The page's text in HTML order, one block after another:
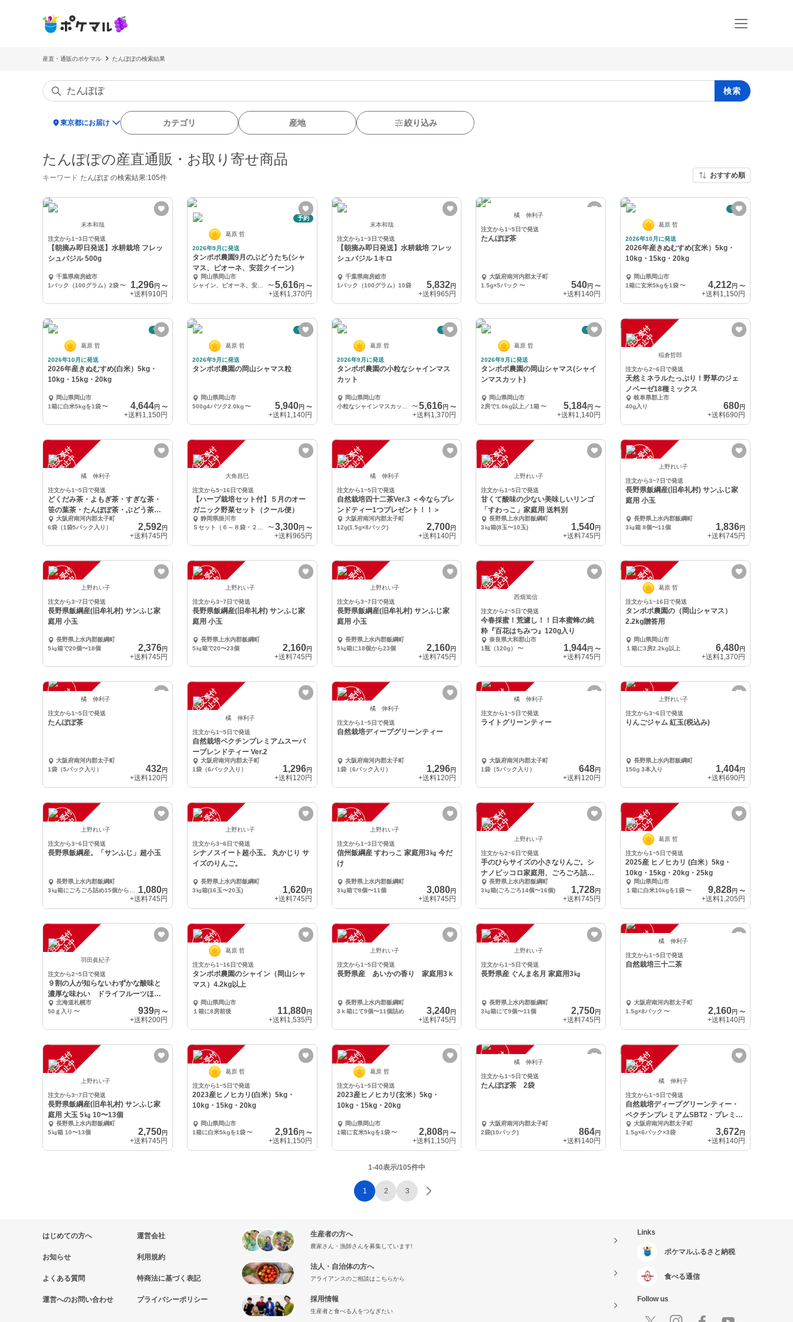
産直・通販のポケマル たんぽぽの検索結果
検索
location_on東京都にお届け カテゴリ 産地 絞り込み
たんぽぽの産直通販・お取り寄せ商品
キーワード たんぽぽ の検索結果:105件 おすすめ順
末本和哉
注文から1~3日で発送
【朝摘み即日発送】水耕栽培 フレッ
シュバジル 500g
千葉県南房総市
1パック（100グラム）2袋〜 1,296円 〜
+送料910円
予約
葛原 哲
2026年9月に発送
タンポポ農園9月のぶどうたち(シャ
マス、ピオーネ、安芸クイーン)
岡山県岡山市
シャイン、ピオーネ、安芸クイーン2kg以上
〜 5,616円 〜
+送料1,370円
末本和哉
注文から1~3日で発送
【朝摘み即日発送】水耕栽培 フレッ
シュバジル 1キロ
千葉県南房総市
1パック（100グラム）10袋
5,832円
+送料965円
橘 伸利子
注文から1~5日で発送
たんぽぽ茶
大阪府南河内郡太子町
1.5g×5パック 〜 540円〜
+送料140円
予約
葛原 哲
2026年10月に発送
2026年産きぬむすめ(玄米）5kg・
10kg・15kg・20kg
岡山県岡山市
1箱に玄米5kgを1袋〜 4,212円 〜
+送料1,150円
予約
葛原 哲
2026年10月に発送
2026年産きぬむすめ(白米）5kg・
10kg・15kg・20kg
岡山県岡山市
1箱に白米5kgを1袋〜 4,644円 〜
+送料1,150円
予約
葛原 哲
2026年9月に発送
タンポポ農園の岡山シャマス粒
岡山県岡山市
500g4パツク2.0kg 〜 5,940円 〜
+送料1,140円
予約
葛原 哲
2026年9月に発送
タンポポ農園の小粒なシャインマス
カット
岡山県岡山市
〜 5,616円〜
+送料1,370円
予約
葛原 哲
2026年9月に発送
タンポポ農園の岡山シャマス(シャイ
ンマスカット)
岡山県岡山市
2房で1.0kg以上／1箱 〜 5,184円〜
+送料1,140円
注
文
受
付
停
止
中
稲倉哲郎
注文から2~6日で発送
天然ミネラルたっぷり！野草のジェ
ノベーゼ18種ミックス
岐阜県郡上市
40g入り
680円
+送料690円
注
文
受
付
停
止
中
橘 伸利子
注文から1~5日で発送
どくだみ茶・よもぎ茶・すぎな茶・
笹の葉茶・たんぽぽ茶・ぶどう茶
各1袋大阪府南河内郡太子町
6袋（1袋5パック入り）
2,592円
+送料745円
注
文
受
付
停
止
中
大角昌巳
注文から5~16日で発送
【ハーブ栽培セット付】５月のオー
ガニック野菜セット（クール便）
静岡県掛川市
〜 3,300円 〜
+送料965円
注
文
受
付
停
止
中
橘 伸利子
注文から1~5日で発送
自然栽培四十二茶Ver.3 ＜今ならブレ
ンドティー1つプレゼント！！＞
大阪府南河内郡太子町
12g(1.5g×8パック)
2,700円
+送料140円
注
文
受
付
停
止
中
上野れい子
注文から1~5日で発送
甘くて酸味の少ない美味しいリンゴ
「すわっこ」家庭用 送料別
長野県上水内郡飯綱町
3㎏箱(8玉〜10玉)
1,540円
+送料745円
注
文
受
付
停
止
中 上野れい子
注文から3~7日で発送
長野県飯綱産(旧牟礼村) サンふじ家
庭用 小玉
長野県上水内郡飯綱町
3㎏箱 8個〜11個
1,836円
+送料745円
注
文
受
付
停
止
中 上野れい子
注文から3~7日で発送
長野県飯綱産(旧牟礼村) サンふじ家
庭用 小玉
長野県上水内郡飯綱町
5㎏箱で20個〜18個
2,376円
+送料745円
注
文
受
付
停
止
中 上野れい子
注文から3~7日で発送
長野県飯綱産(旧牟礼村) サンふじ家
庭用 小玉
長野県上水内郡飯綱町
5㎏箱で20〜23個
2,160円
+送料745円
注
文
受
付
停
止
中 上野れい子
注文から3~7日で発送
長野県飯綱産(旧牟礼村) サンふじ家
庭用 小玉
長野県上水内郡飯綱町
5㎏箱に18個から23個
2,160円
+送料745円
注
文
受
付
停
止
中
西畑篤信
注文から2~5日で発送
今春採蜜！荒濾し！！日本蜜蜂の純
粋『百花はちみつ』120g入り
奈良県大和郡山市
1瓶（120g）
〜 1,944円〜
+送料745円
注
文
受
付
停
止
中 葛原 哲
注文から1~16日で発送
タンポポ農園の（岡山シャマス）
2.2kg贈答用
岡山県岡山市
１箱に3房2.2kg以上
6,480円
+送料1,370円
注
文
受
付
停
止
中 橘 伸利子
注文から1~5日で発送
たんぽぽ茶
大阪府南河内郡太子町
1袋（5パック入り）
432円
+送料120円
注
文
受
付
停
止
中
橘 伸利子
注文から1~5日で発送
自然栽培ペクチンプレミアムスーパ
ーブレンドティー Ver.2
大阪府南河内郡太子町
1袋（6パック入り）
1,296円
+送料120円
注
文
受
付
停
止
中 橘 伸利子
注文から1~5日で発送
自然栽培ディープグリーンティー
大阪府南河内郡太子町
1袋（6パック入り）
1,296円
+送料120円
注
文
受
付
停
止
中 橘 伸利子
注文から1~5日で発送
ライトグリーンティー
大阪府南河内郡太子町
1袋（5パック入り）
648円
+送料120円
注
文
受
付
停
止
中 上野れい子
注文から3~6日で発送
りんごジャム 紅玉(税込み)
長野県上水内郡飯綱町
150g 3本入り
1,404円
+送料690円
注
文
受
付
停
止
中 上野れい子
注文から3~6日で発送
長野県飯綱産。「サンふじ」超小玉
長野県上水内郡飯綱町
1,080円
+送料745円
注
文
受
付
停
止
中 上野れい子
注文から3~6日で発送
シナノスイート超小玉。 丸かじり サ
イズのりんご。
長野県上水内郡飯綱町
3㎏箱(16玉〜20玉)
1,620円
+送料745円
注
文
受
付
停
止
中 上野れい子
注文から1~3日で発送
信州飯綱産 すわっこ 家庭用3㎏ 今だ
け
長野県上水内郡飯綱町
3㎏箱で8個〜11個
3,080円
+送料745円
注
文
受
付
停
止
中
上野れい子
注文から2~6日で発送
手のひらサイズの小さなりんご。シ
ナノピッコロ家庭用、ごろごろ詰め
になります❗
長野県上水内郡飯綱町
3㎏箱(ごろごろ14個〜16個)
1,728円
+送料745円
注
文
受
付
停
止
中
葛原 哲
注文から1~5日で発送
2025産 ヒノヒカリ (白米）5kg・
10kg・15kg・20kg・25kg
岡山県岡山市
１箱に白米10kgを1袋〜 9,828円 〜
+送料1,205円
注
文
受
付
停
止
中
羽田眞紀子
注文から2~5日で発送
９割の人が知らないわずかな酸味と
濃厚な味わい ドライフルーツほお
ずき北海道札幌市
50ｇ入り 〜 939円 〜
+送料200円
注
文
受
付
停
止
中 葛原 哲
注文から1~16日で発送
タンポポ農園のシャイン（岡山シャ
マス）4.2kg以上
岡山県岡山市
１箱に8房前後
11,880円
+送料1,535円
注
文
受
付
停
止
中 上野れい子
注文から1~5日で発送
長野県産 あいかの香り 家庭用3ｋ
長野県上水内郡飯綱町
3ｋ箱にて9個〜11個詰め
3,240円
+送料745円
注
文
受
付
停
止
中 上野れい子
注文から1~5日で発送
長野県産 ぐんま名月 家庭用3㎏
長野県上水内郡飯綱町
3㎏箱にて9個〜11個
2,750円
+送料745円
注
文
受
付
停
止
中 橘 伸利子
注文から1~5日で発送
自然栽培三十二茶
大阪府南河内郡太子町
1.5g×8パック 〜 2,160円 〜
+送料140円
注
文
受
付
停
止
中
上野れい子
注文から3~7日で発送
長野県飯綱産(旧牟礼村) サンふじ家
庭用 大玉 5㎏ 10〜13個
長野県上水内郡飯綱町
5㎏箱 10〜13個
2,750円
+送料745円
注
文
受
付
停
止
中 葛原 哲
注文から1~5日で発送
2023産ヒノヒカリ(白米）5kg・
10kg・15kg・20kg
岡山県岡山市
1箱に白米5kgを1袋 〜 2,916円 〜
+送料1,150円
注
文
受
付
停
止
中 葛原 哲
注文から1~5日で発送
2023産ヒノヒカリ(玄米）5kg・
10kg・15kg・20kg
岡山県岡山市
1箱に玄米5kgを1袋 〜 2,808円〜
+送料1,150円
注
文
受
付
停
止
中 橘 伸利子
注文から1~5日で発送
たんぽぽ茶 2袋
大阪府南河内郡太子町
2袋(10パック)
864円
+送料140円
注
文
受
付
停
止
中
橘 伸利子
注文から1~5日で発送
自然栽培ディープグリーンティー・
ペクチンプレミアムSBT2・プレミア
ムSBT
大阪府南河内郡太子町
1.5g×6パック×3袋
3,672円
+送料140円
1-40表示/105件中
1 2 3
はじめての方へ
お知らせ
よくある質問
運営へのお問い合わせ
運営会社
利用規約
特商法に基づく表記
プライバシーポリシー
生産者の方へ
農家さん・漁師さんを募集しています!
法人・自治体の方へ
アライアンスのご相談はこちらから
採用情報
生産者と食べる人をつなぎたい
Links
ポケマルふるさと納税
食べる通信
Follow us